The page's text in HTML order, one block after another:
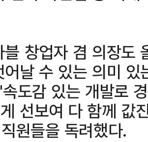
블 창업자 겸 의장도
날 수 있는 의미
도감 있는 개발로
선보여 다 함께 값
원들을 독려했다.